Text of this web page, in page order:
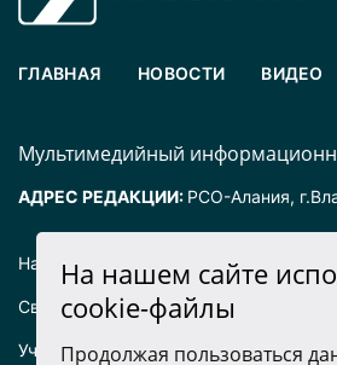
Наименование издания: «Крылья».
Свидетельство о регистрации
Учредитель: ООО «Крылья».
ГЛАВНАЯ НОВОСТИ ВИДЕО
Mультимедийный
АДРЕС РЕДАКЦИИ: РСО-Алания,
На нашем сайте
cookie-файлы
Продолжая пользоваться